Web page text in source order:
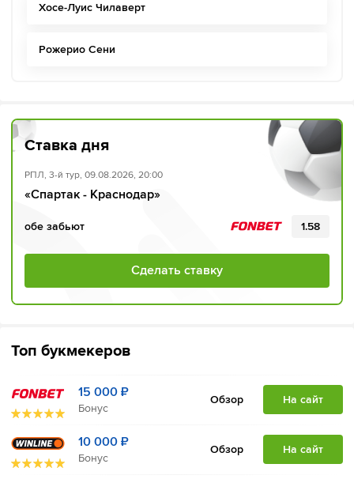
Хосе-Луис Чилаверт
Рожерио Сени
Ставка дня
РПЛ, 3-й тур, 09.08.2026, 20:00
«Спартак - Краснодар»
обе забьют 1.58
Сделать ставку
Топ букмекеров
15 000 ₽
Бонус
Обзор На сайт
10 000 ₽
Бонус
Обзор На сайт